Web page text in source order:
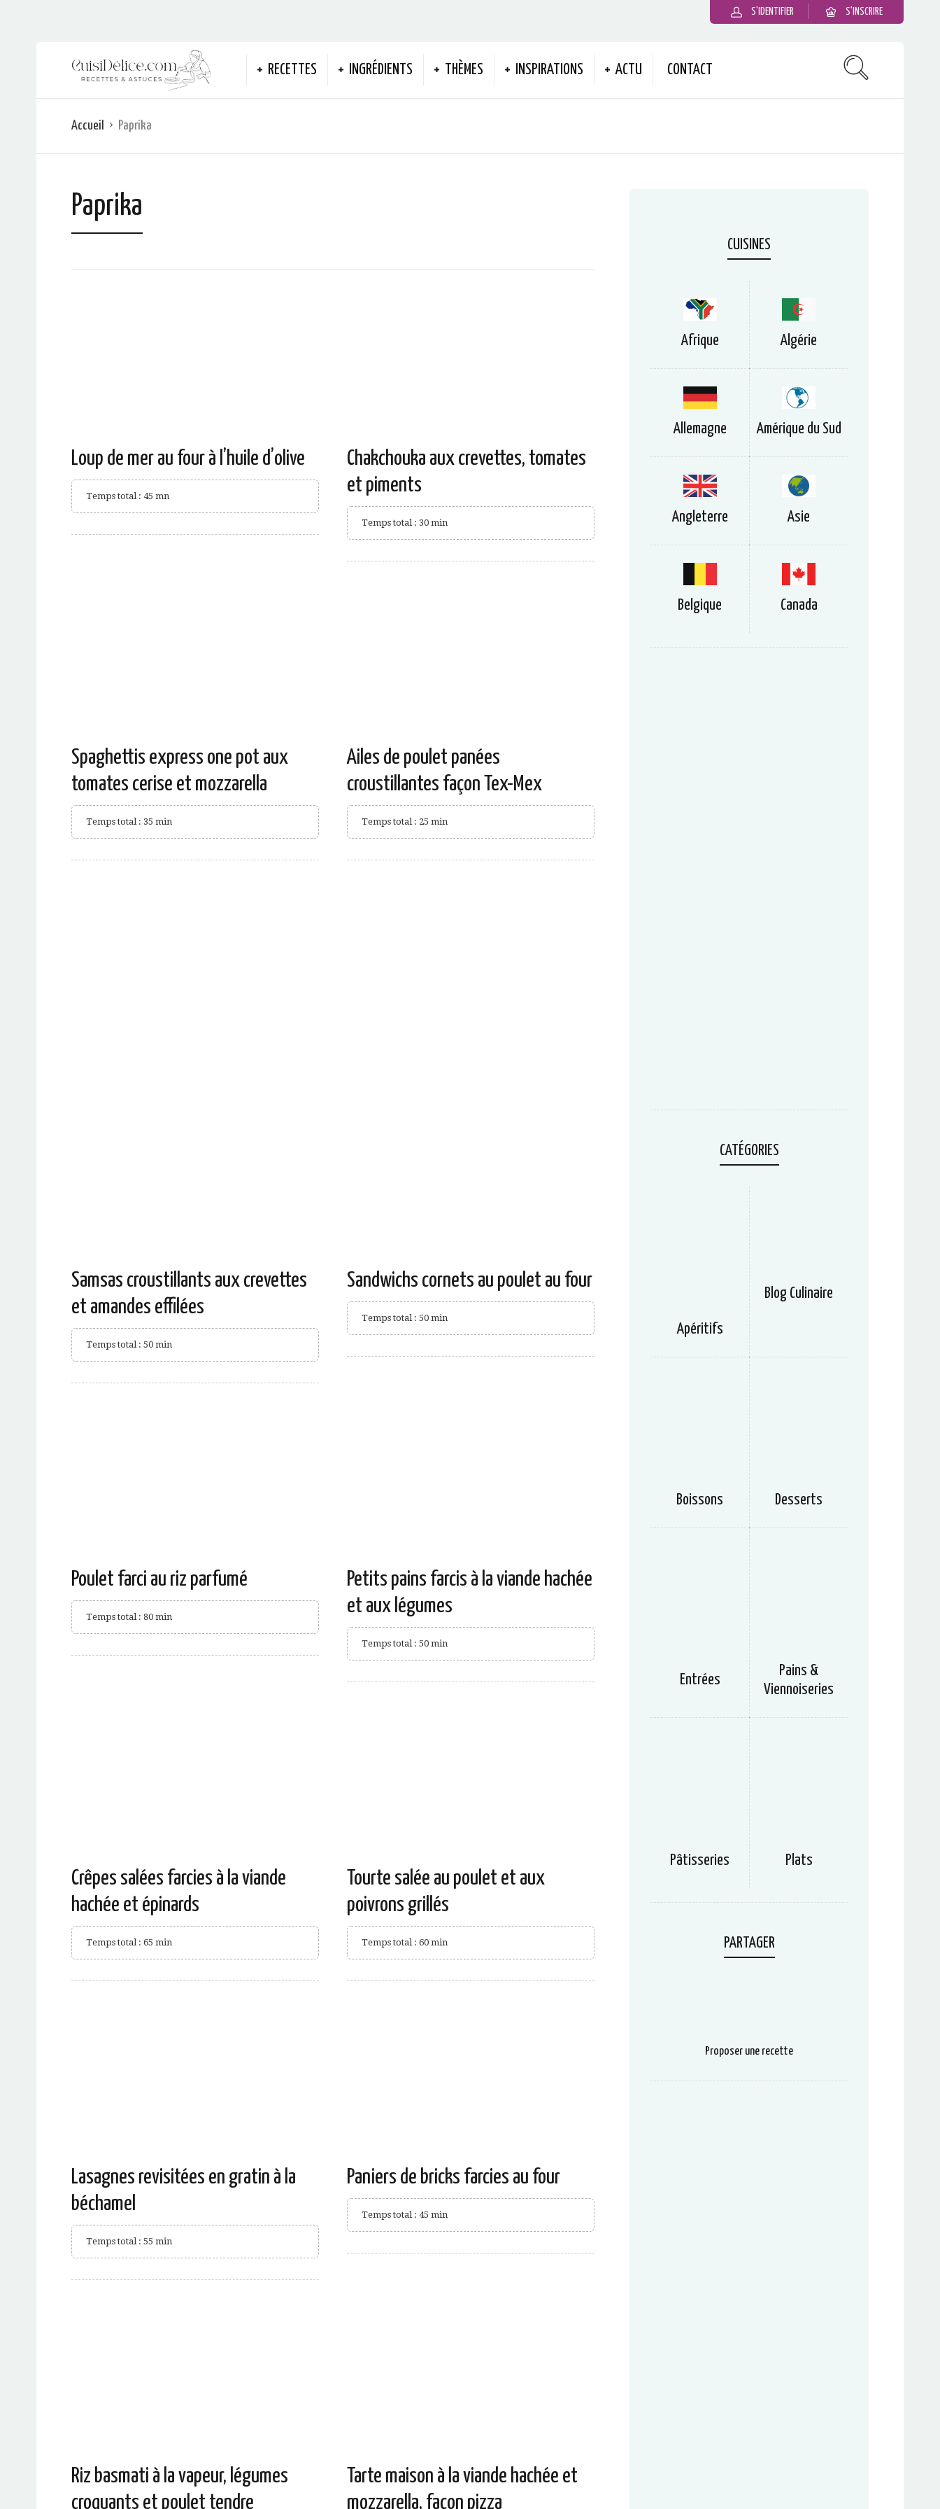
S'IDENTIFIER S'INSCRIRE
RECETTES INGRÉDIENTS THÈMES INSPIRATIONS ACTU CONTACT
Accueil Paprika
Paprika
Loup de mer au four à l’huile d’olive
Temps total : 45 mn
Chakchouka aux crevettes, tomates
et piments
Temps total : 30 min
Spaghettis express one pot aux
tomates cerise et mozzarella
Temps total : 35 min
Ailes de poulet panées
croustillantes façon Tex-Mex
Temps total : 25 min
Samsas croustillants aux crevettes
et amandes effilées
Temps total : 50 min
Sandwichs cornets au poulet au four
Temps total : 50 min
Poulet farci au riz parfumé
Temps total : 80 min
Petits pains farcis à la viande hachée
et aux légumes
Temps total : 50 min
Crêpes salées farcies à la viande
hachée et épinards
Temps total : 65 min
Tourte salée au poulet et aux
poivrons grillés
Temps total : 60 min
Lasagnes revisitées en gratin à la
béchamel
Temps total : 55 min
Paniers de bricks farcies au four
Temps total : 45 min
Riz basmati à la vapeur, légumes
croquants et poulet tendre
Tarte maison à la viande hachée et
mozzarella, façon pizza
CUISINES
Afrique Algérie
Allemagne Amérique du Sud
Angleterre Asie
Belgique Canada
CATÉGORIES
Apéritifs
Blog Culinaire
Boissons Desserts
Entrées
Pains &
Viennoiseries
Pâtisseries Plats
PARTAGER
Proposer une recette